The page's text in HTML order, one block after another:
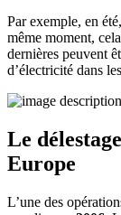
Par exemple, en
même moment,
dernières peuvent
d’électricité dans
Le
Europe
L’une des